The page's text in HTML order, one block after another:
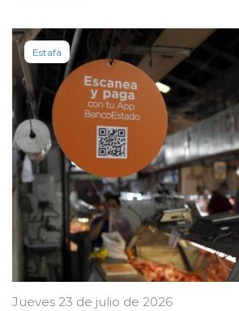
Estafa
Jueves 23 de julio de 2026